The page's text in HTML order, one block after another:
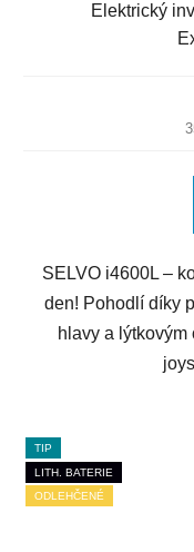
Elektrický
SELVO i4600L –
den! Pohodlí díky
hlavy a
TIP
LITH. BATERIE
ODLEHČENÉ